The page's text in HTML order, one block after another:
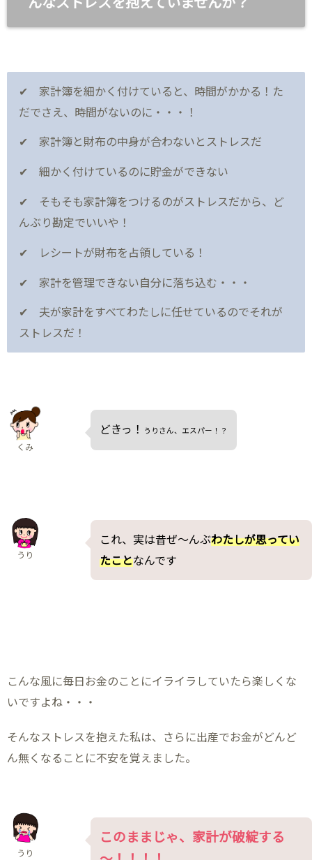
✔ 家計簿を細かく付けていると、時間がかかる！た
だでさえ、時間がないのに・・・！
✔ 家計簿と財布の中身が合わないとストレスだ
✔ 細かく付けているのに貯金ができない
✔ そもそも家計簿をつけるのがストレスだから、ど
んぶり勘定でいいや！
✔ レシートが財布を占領している！
✔ 家計を管理できない自分に落ち込む・・・
✔ 夫が家計をすべてわたしに任せているのでそれが
ストレスだ！
どきっ！ うりさん、エスパー！？
くみ
これ、実は昔ぜ～んぶわたしが思ってい
たことなんです
うり
こんな風に毎日お金のことにイライラしていたら楽しくな
いですよね・・・
そんなストレスを抱えた私は、さらに出産でお金がどんど
ん無くなることに不安を覚えました。
このままじゃ、家計が破綻する
うり